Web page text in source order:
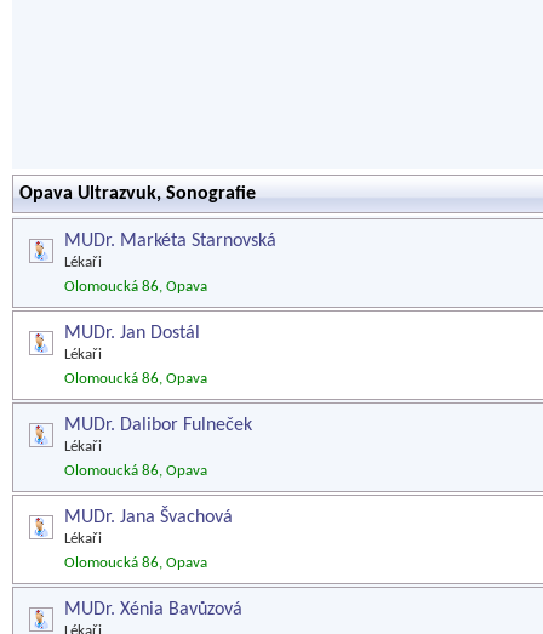
Opava Ultrazvuk, Sonografie
MUDr. Markéta Starnovská
Lékaři
Olomoucká 86, Opava
MUDr. Jan Dostál
Lékaři
Olomoucká 86, Opava
MUDr. Dalibor Fulneček
Lékaři
Olomoucká 86, Opava
MUDr. Jana Švachová
Lékaři
Olomoucká 86, Opava
MUDr. Xénia Bavůzová